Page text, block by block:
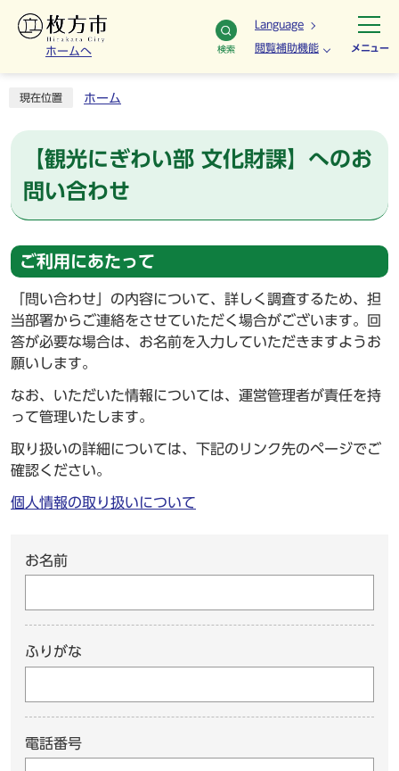
ホームへ 検索
Language
閲覧補助機能 メニュー
現在位置 ホーム
【観光にぎわい部 文化財課】へのお
問い合わせ
ご利用にあたって
「問い合わせ」の内容について、詳しく調査するため、担
当部署からご連絡をさせていただく場合がございます。回
答が必要な場合は、お名前を入力していただきますようお
願いします。
なお、いただいた情報については、運営管理者が責任を持
って管理いたします。
取り扱いの詳細については、下記のリンク先のページでご
確認ください。
個人情報の取り扱いについて
お名前
ふりがな
電話番号